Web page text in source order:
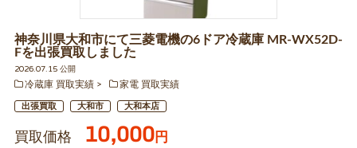
神奈川県大和市にて三菱電機の6ドア冷蔵庫 MR-WX52D-
Fを出張買取しました
2026.07.15 公開
冷蔵庫 買取実績
家電 買取実績
出張買取 大和市 大和本店
買取価格 10,000円